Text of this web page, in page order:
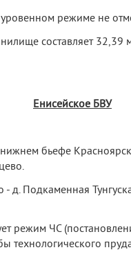
режиме не
составляет
Енисейское БВУ
бьефе
- д. Подкаменная
режим ЧС